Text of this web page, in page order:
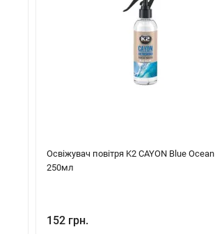
Освіжувач повітря K2 CAYON Blue Ocean
250мл
152 грн.